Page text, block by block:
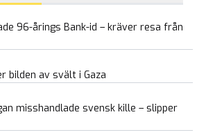
96-årings Bank-id – kräver resa från
bilden av svält i Gaza
misshandlade svensk kille – slipper